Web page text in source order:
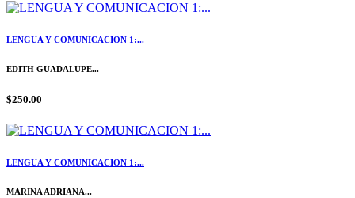
LENGUA Y COMUNICACION 1:...
EDITH GUADALUPE...
$250.00
LENGUA Y COMUNICACION 1:...
MARINA ADRIANA...